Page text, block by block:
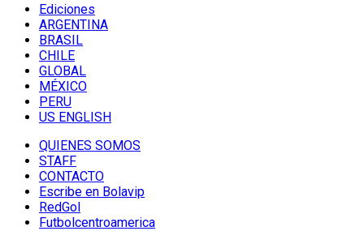
Ediciones
ARGENTINA
BRASIL
CHILE
GLOBAL
MÉXICO
PERU
US ENGLISH
QUIENES SOMOS
STAFF
CONTACTO
Escribe en Bolavip
RedGol
Futbolcentroamerica